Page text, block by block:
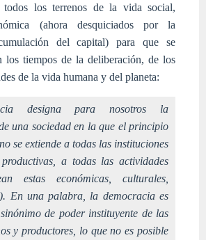
todos los terrenos de la vida social,
(ahora desquiciados por la
del capital) para que se
los tiempos de la deliberación, de los
de la vida humana y del planeta:
designa para nosotros la
una sociedad en la que el principio
se extiende a todas las instituciones
a todas las actividades
estas económicas, culturales,
En una palabra, la democracia es
de poder instituyente de las
y productores, lo que no es posible